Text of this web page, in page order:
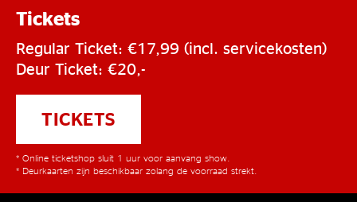
Tickets
Regular Ticket: €17,99 (incl. servicekosten)
Deur Ticket: €20,-
TICKETS
* Online ticketshop sluit 1 uur voor aanvang show.
* Deurkaarten zijn beschikbaar zolang de voorraad strekt.